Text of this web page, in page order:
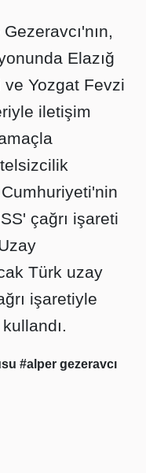
Elazığ
Yozgat Fevzi
iletişim
çağrı işareti
Türk uzay
işaretiyle
#alper gezeravcı